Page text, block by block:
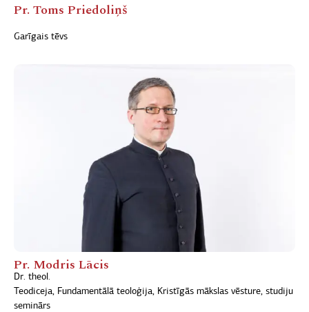
Pr. Toms Priedoliņš
Garīgais tēvs
Pr. Modris Lācis
Dr. theol.
Teodiceja, Fundamentālā teoloģija, Kristīgās mākslas vēsture, studiju
seminārs